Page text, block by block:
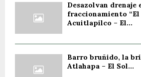
Desazolvan drenaje
fraccionamiento “El
Acuitlapilco – El...
Barro bruñido, la
Atlahapa – El Sol...